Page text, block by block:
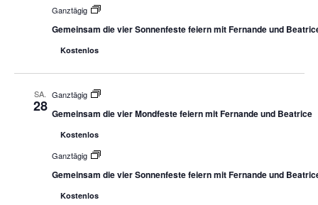
Ganztägig
Gemeinsam die vier Sonnenfeste feiern mit Fernande und
Kostenlos
SA.
28
Ganztägig
Gemeinsam die vier Mondfeste feiern mit Fernande und Beatrice
Kostenlos
Ganztägig
Gemeinsam die vier Sonnenfeste feiern mit Fernande und
Kostenlos